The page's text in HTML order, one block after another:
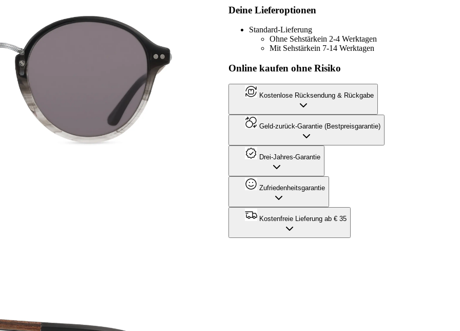
Deine Lieferoptionen
Standard-Lieferung
Ohne Sehstärkein 2-4 Werktagen
Mit Sehstärkein 7-14 Werktagen
Online kaufen ohne Risiko
Kostenlose Rücksendung & Rückgabe
Geld-zurück-Garantie (Bestpreisgarantie)
Drei-Jahres-Garantie
Zufriedenheitsgarantie
Kostenfreie Lieferung ab € 35